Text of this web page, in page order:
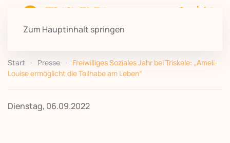
Zum Hauptinhalt springen
Start Presse
Freiwilliges Soziales Jahr bei Triskele: „Ameli-
Louise ermöglicht die Teilhabe am Leben“
Dienstag, 06.09.2022